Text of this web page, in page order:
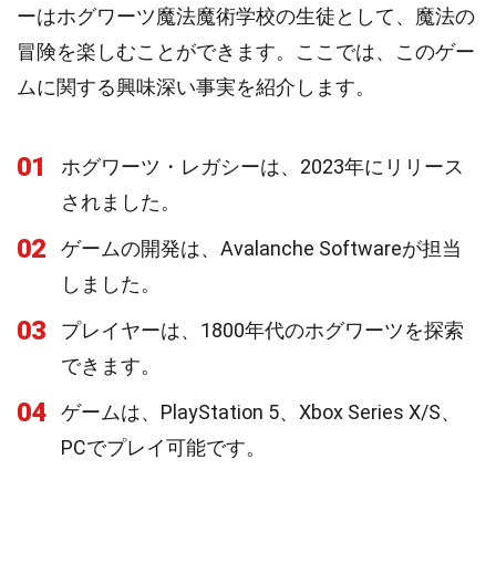
ーはホグワーツ魔法魔術学校の生徒として、魔法の
冒険を楽しむことができます。ここでは、このゲー
ムに関する興味深い事実を紹介します。
01
ホグワーツ・レガシーは、2023年にリリース
されました。
02
ゲームの開発は、Avalanche Softwareが担当
しました。
03
プレイヤーは、1800年代のホグワーツを探索
できます。
04
ゲームは、PlayStation 5、Xbox Series X/S、
PCでプレイ可能です。